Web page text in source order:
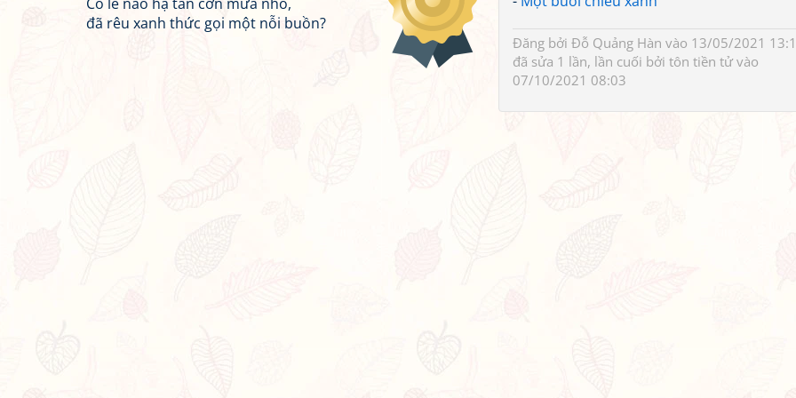
Đăng bởi Đỗ Quảng Hàn vào 13/05/2021
đã sửa 1 lần, lần cuối bởi tôn tiền tửvào
07/10/2021 08:03
đã rêu xanh thức gọi một nỗi buồn?